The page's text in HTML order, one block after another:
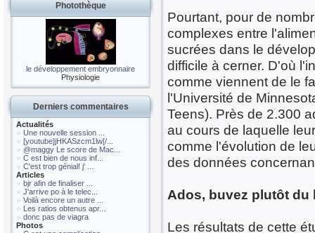
Photothèque
le développement embryonnaire
Physiologie
Derniers commentaires
Actualités
Une nouvelle session ...
[youtube]jHKASzcm1lw[/...
@maggy Le score de Mac...
C est bien de nous inf...
C'est trop génial! j' ...
Articles
bjr afin de finaliser ...
J'arrive po à le telec...
Voilà encore un autre ...
Les ratios obtenus apr...
donc pas de viagra
Photos
Pourtant, pour de
complexes entre
sucrées dans le
difficile à cerner. D'où
comme viennent de le
l'Université de
Teens). Près de 2.300
au cours de laquelle
comme l'évolution de
des données
Ados, buvez plutôt du
Les résultats de cette